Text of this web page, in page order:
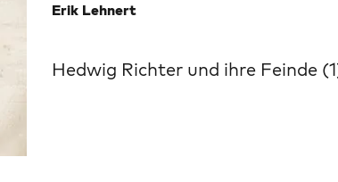
Erik Lehnert
Hedwig Richter und ihre Feinde